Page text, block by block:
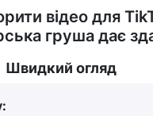
відео для
груша дає
Швидкий огляд